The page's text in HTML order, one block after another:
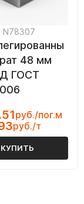
N78307
48 мм
ГОСТ
руб./пог.м
руб./т
КУПИТЬ